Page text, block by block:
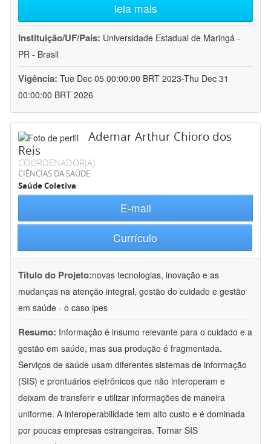
leia mais
Instituição/UF/País: Universidade Estadual de Maringá -
PR - Brasil
Vigência: Tue Dec 05 00:00:00 BRT 2023-Thu Dec 31
00:00:00 BRT 2026
Ademar Arthur Chioro dos
Reis
COORDENADOR(A)
CIÊNCIAS DA SAÚDE
Saúde Coletiva
E-mail
Currículo
Título do Projeto:novas tecnologias, inovação e as
mudanças na atenção integral, gestão do cuidado e gestão
em saúde - o caso ipes
Resumo: Informação é insumo relevante para o cuidado e a
gestão em saúde, mas sua produção é fragmentada.
Serviços de saúde usam diferentes sistemas de informação
(SIS) e prontuários eletrônicos que não interoperam e
deixam de transferir e utilizar informações de maneira
uniforme. A interoperabilidade tem alto custo e é dominada
por poucas empresas estrangeiras. Tornar SIS